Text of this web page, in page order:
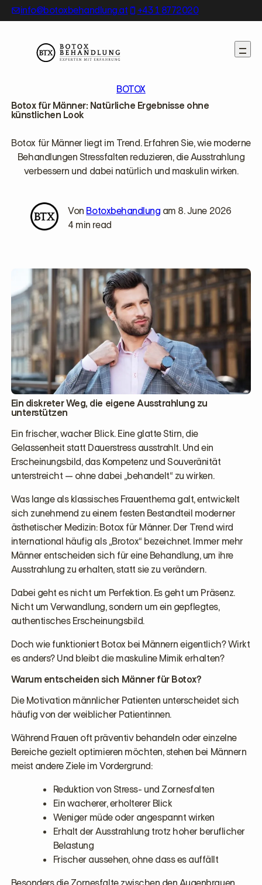
Skip
to
info@botoxbehandlung.at +43 1 8772020
BOTOX
Botox für Männer: Natürliche Ergebnisse ohne
künstlichen Look
Botox für Männer liegt im Trend. Erfahren Sie, wie moderne
Behandlungen Stressfalten reduzieren, die Ausstrahlung
verbessern und dabei natürlich und maskulin wirken.
Von Botoxbehandlung am 8. June 2026
4 min read
Ein diskreter Weg, die eigene Ausstrahlung zu
unterstützen
Ein frischer, wacher Blick. Eine glatte Stirn, die
Gelassenheit statt Dauerstress ausstrahlt. Und ein
Erscheinungsbild, das Kompetenz und Souveränität
unterstreicht — ohne dabei „behandelt“ zu wirken.
Was lange als klassisches Frauenthema galt, entwickelt
sich zunehmend zu einem festen Bestandteil moderner
ästhetischer Medizin: Botox für Männer. Der Trend wird
international häufig als „Brotox“ bezeichnet. Immer mehr
Männer entscheiden sich für eine Behandlung, um ihre
Ausstrahlung zu erhalten, statt sie zu verändern.
Dabei geht es nicht um Perfektion. Es geht um Präsenz.
Nicht um Verwandlung, sondern um ein gepflegtes,
authentisches Erscheinungsbild.
Doch wie funktioniert Botox bei Männern eigentlich? Wirkt
es anders? Und bleibt die maskuline Mimik erhalten?
Warum entscheiden sich Männer für Botox?
Die Motivation männlicher Patienten unterscheidet sich
häufig von der weiblicher Patientinnen.
Während Frauen oft präventiv behandeln oder einzelne
Bereiche gezielt optimieren möchten, stehen bei Männern
meist andere Ziele im Vordergrund:
Reduktion von Stress- und Zornesfalten
Ein wacherer, erholterer Blick
Weniger müde oder angespannt wirken
Erhalt der Ausstrahlung trotz hoher beruflicher
Belastung
Frischer aussehen, ohne dass es auffällt